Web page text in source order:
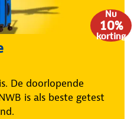
Nu
10%
korting
De doorlopende
is als beste getest